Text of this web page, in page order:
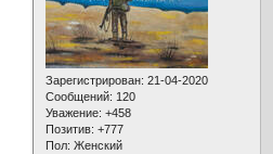
Зарегистрирован: 21-04-2020
Сообщений: 120
Уважение: +458
Позитив: +777
Пол: Женский